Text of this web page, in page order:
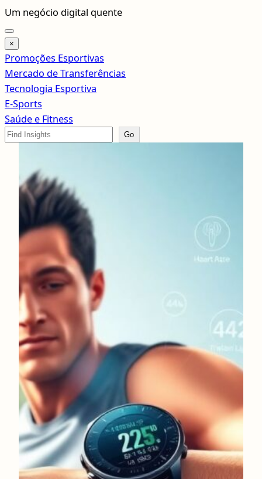
Pular
para
o
conteúdo
Um negócio digital quente
×
Promoções Esportivas
Mercado de Transferências
Tecnologia Esportiva
E-Sports
Saúde e Fitness
Search
Go